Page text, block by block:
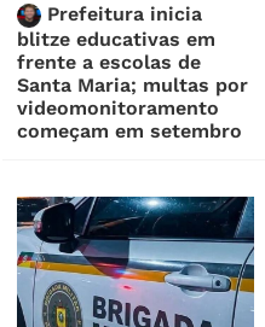
Prefeitura inicia
blitze educativas em
frente a escolas de
Santa Maria; multas por
videomonitoramento
começam em setembro